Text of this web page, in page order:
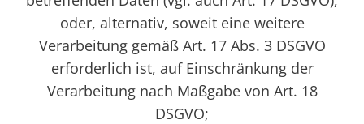
oder, alternativ, soweit eine weitere
Verarbeitung gemäß Art. 17 Abs. 3 DSGVO
erforderlich ist, auf Einschränkung der
Verarbeitung nach Maßgabe von Art. 18
DSGVO;